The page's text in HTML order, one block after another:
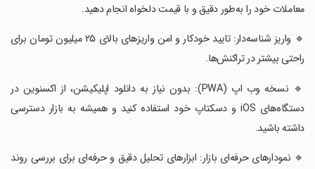
معاملات خود را به‌طور دقیق و با قیمت دلخواه انجام دهید.
‏🔹 واریز شناسه‌دار: تایید خودکار و امن واریزهای بالای ۲۵ میلیون تومان برای
راحتی بیشتر در تراکنش‌ها.
‏🔹 نسخه وب اپ (PWA): بدون نیاز به دانلود اپلیکیشن، از اکسنوین در
دستگاه‌های iOS و دسکتاپ خود استفاده کنید و همیشه به بازار دسترسی
داشته باشید.
‏🔹 نمودارهای حرفه‌ای بازار: ابزارهای تحلیل دقیق و حرفه‌ای برای بررسی روند